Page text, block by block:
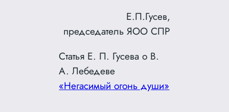
Е.П.Гусев,
председатель ЯОО СПР
Статья Е. П. Гусева о В.
А. Лебедеве
«Негасимый огонь души»